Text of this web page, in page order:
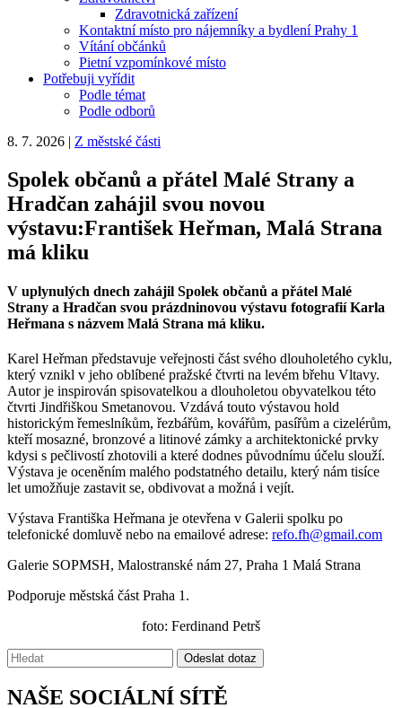
Zdravotnická zařízení
Kontaktní místo pro nájemníky a bydlení Prahy 1
Vítání občánků
Pietní vzpomínkové místo
Potřebuji vyřídit
Podle témat
Podle odborů
8. 7. 2026 | Z městské části
Spolek občanů a přátel Malé Strany a
Hradčan zahájil svou novou
výstavu:František Heřman, Malá Strana
má kliku
V uplynulých dnech zahájil Spolek občanů a přátel Malé
Strany a Hradčan svou prázdninovou výstavu fotografií Karla
Heřmana s názvem Malá Strana má kliku.
Karel Heřman představuje veřejnosti část svého dlouholetého cyklu,
který vznikl v jeho oblíbené pražské čtvrti na levém břehu Vltavy.
Autor je inspirován spisovatelkou a dlouholetou obyvatelkou této
čtvrti Jindřiškou Smetanovou. Vzdává touto výstavou hold
historickým řemeslníkům, řezbářům, kovářům, pasířům a cizelérům,
kteří mosazné, bronzové a litinové zámky a architektonické prvky
kdysi s pečlivostí zhotovili a které dodnes původnímu účelu slouží.
Výstava je oceněním malého podstatného detailu, který nám tisíce
let umožňuje zastavit se, obdivovat a možná i vejít.
Výstava Františka Heřmana je otevřena v Galerii spolku po
telefonické domluvě nebo na emailové adrese: refo.fh@gmail.com
Galerie SOPMSH, Malostranské nám 27, Praha 1 Malá Strana
Podporuje městská část Praha 1.
foto: Ferdinand Petrš
Vyhledávání:
Odeslat dotaz
NAŠE SOCIÁLNÍ SÍTĚ